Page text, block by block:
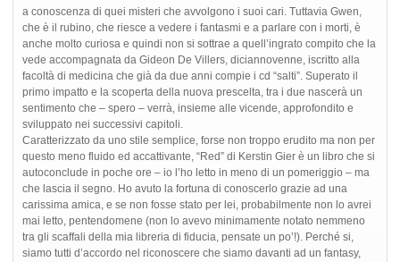
a conoscenza di quei misteri che avvolgono i suoi cari. Tuttavia Gwen,
che è il rubino, che riesce a vedere i fantasmi e a parlare con i morti, è
anche molto curiosa e quindi non si sottrae a quell’ingrato compito che la
vede accompagnata da Gideon De Villers, diciannovenne, iscritto alla
facoltà di medicina che già da due anni compie i cd “salti”. Superato il
primo impatto e la scoperta della nuova prescelta, tra i due nascerà un
sentimento che – spero – verrà, insieme alle vicende, approfondito e
sviluppato nei successivi capitoli.
Caratterizzato da uno stile semplice, forse non troppo erudito ma non per
questo meno fluido ed accattivante, “Red” di Kerstin Gier è un libro che si
autoconclude in poche ore – io l’ho letto in meno di un pomeriggio – ma
che lascia il segno. Ho avuto la fortuna di conoscerlo grazie ad una
carissima amica, e se non fosse stato per lei, probabilmente non lo avrei
mai letto, pentendomene (non lo avevo minimamente notato nemmeno
tra gli scaffali della mia libreria di fiducia, pensate un po’!). Perché si,
siamo tutti d’accordo nel riconoscere che siamo davanti ad un fantasy,